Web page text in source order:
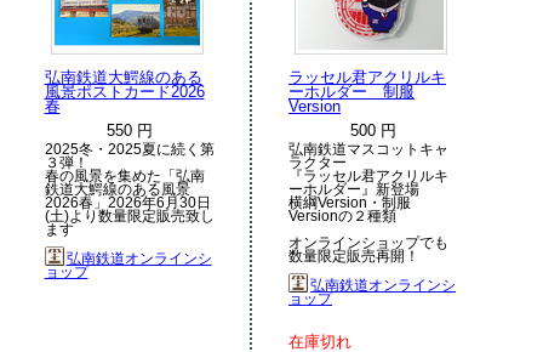
弘南鉄道大鰐線のある
風景ポストカード2026
春
550 円
2025冬・2025夏に続く第
３弾！
春の風景を集めた「弘南
鉄道大鰐線のある風景
2026春」2026年6月30日
(土)より数量限定販売致し
ます
弘南鉄道オンラインシ
ョップ
ラッセル君アクリルキ
ーホルダー 制服
Version
500 円
弘南鉄道マスコットキャ
ラクター
『ラッセル君アクリルキ
ーホルダー』新登場
横綱Version・制服
Versionの２種類
オンラインショップでも
数量限定販売再開！
弘南鉄道オンラインシ
ョップ
在庫切れ